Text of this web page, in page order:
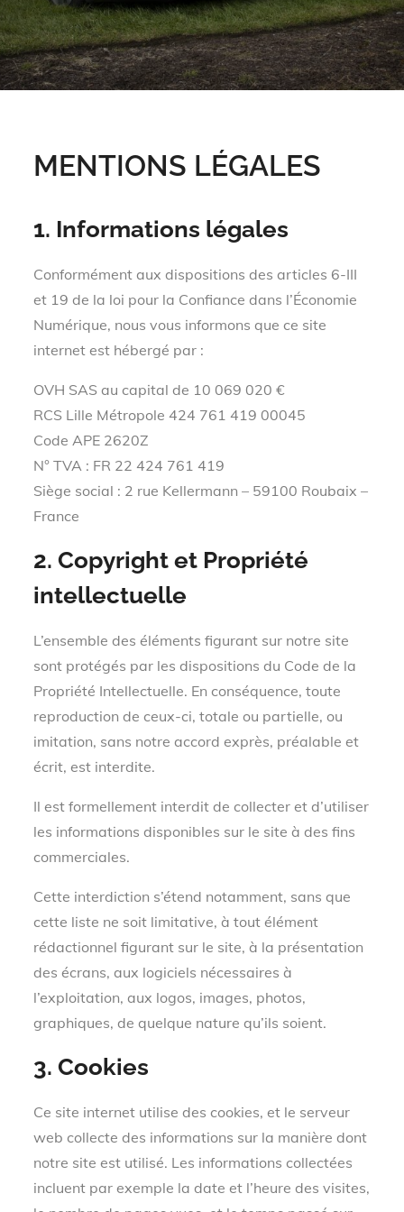
MENTIONS LÉGALES
1. Informations légales
Conformément aux dispositions des articles 6-III
et 19 de la loi pour la Confiance dans l’Économie
Numérique, nous vous informons que ce site
internet est hébergé par :
OVH SAS au capital de 10 069 020 €
RCS Lille Métropole 424 761 419 00045
Code APE 2620Z
N° TVA : FR 22 424 761 419
Siège social : 2 rue Kellermann – 59100 Roubaix –
France
2. Copyright et Propriété
intellectuelle
L’ensemble des éléments figurant sur notre site
sont protégés par les dispositions du Code de la
Propriété Intellectuelle. En conséquence, toute
reproduction de ceux-ci, totale ou partielle, ou
imitation, sans notre accord exprès, préalable et
écrit, est interdite.
Il est formellement interdit de collecter et d’utiliser
les informations disponibles sur le site à des fins
commerciales.
Cette interdiction s’étend notamment, sans que
cette liste ne soit limitative, à tout élément
rédactionnel figurant sur le site, à la présentation
des écrans, aux logiciels nécessaires à
l’exploitation, aux logos, images, photos,
graphiques, de quelque nature qu’ils soient.
3. Cookies
Ce site internet utilise des cookies, et le serveur
web collecte des informations sur la manière dont
notre site est utilisé. Les informations collectées
incluent par exemple la date et l’heure des visites,